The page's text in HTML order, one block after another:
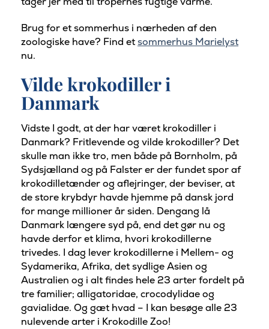
Brug for et sommerhus i nærheden af den
zoologiske have? Find etsommerhus Marielyst
nu.
Vilde krokodiller i
Danmark
Vidste I godt, at der har været krokodiller i
Danmark? Fritlevende og vilde krokodiller? Det
skulle man ikke tro, men både på Bornholm, på
Sydsjælland og på Falster er der fundet spor af
krokodilletænder og aflejringer, der beviser, at
de store krybdyr havde hjemme på dansk jord
for mange millioner år siden. Dengang lå
Danmark længere syd på, end det gør nu og
havde derfor et klima, hvori krokodillerne
trivedes. I dag lever krokodillerne i Mellem- og
Sydamerika, Afrika, det sydlige Asien og
Australien og i alt findes hele 23 arter fordelt på
tre familier; alligatoridae, crocodylidae og
gavialidae. Og gæt hvad – I kan besøge alle 23
nulevende arter i Krokodille Zoo!